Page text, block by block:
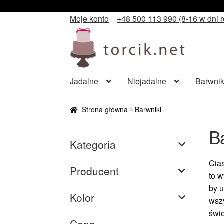
Moje konto +48 500 113 990 (8-16 w dni
Przejdź
do
nawigacji
Przejdź
do
treści
Jadalne Niejadalne
Strona główna Barwniki
to
by
Kategoria
Producent
Kolor